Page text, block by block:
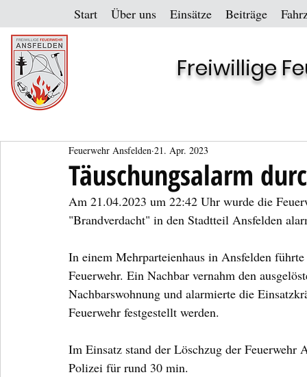
Start Über uns Einsätze Beiträge
Freiwillige
Täuschungsalarm
Feuerwehr Ansfelden 21. Apr. 2023
Am 21.04.2023 um 22:42 Uhr wurde die
"Brandverdacht" in den Stadtteil Ansfelden
In einem Mehrparteienhaus in Ansfelden
Feuerwehr. Ein Nachbar vernahm den
Nachbarswohnung und alarmierte die
Feuerwehr festgestellt werden.
Im Einsatz stand der Löschzug der
Polizei für rund 30 min.